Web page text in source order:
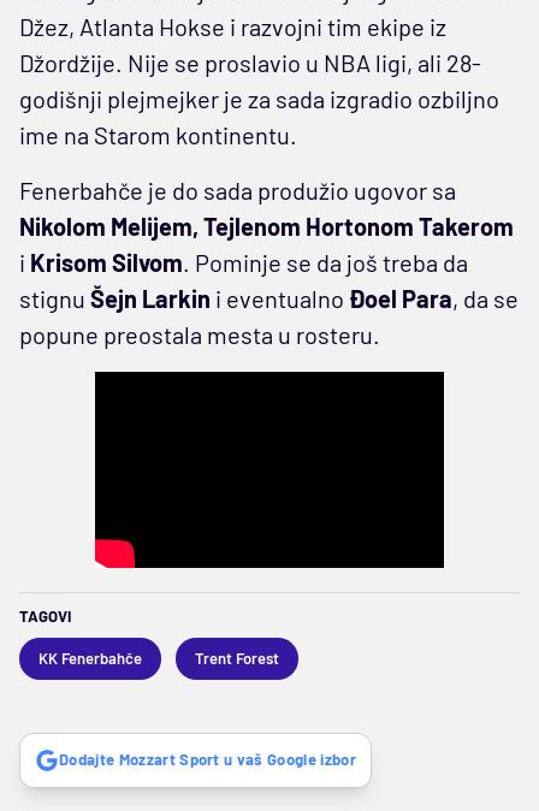
Džez, Atlanta Hokse i razvojni tim ekipe iz
Džordžije. Nije se proslavio u NBA ligi, ali 28-
godišnji plejmejker je za sada izgradio ozbiljno
ime na Starom kontinentu.
Fenerbahče je do sada produžio ugovor sa
Nikolom Melijem, Tejlenom Hortonom Takerom
i Krisom Silvom. Pominje se da još treba da
stignu Šejn Larkin i eventualno Đoel Para, da se
popune preostala mesta u rosteru.
TAGOVI
KK Fenerbahče Trent Forest
Dodajte Mozzart Sport u vaš Google izbor